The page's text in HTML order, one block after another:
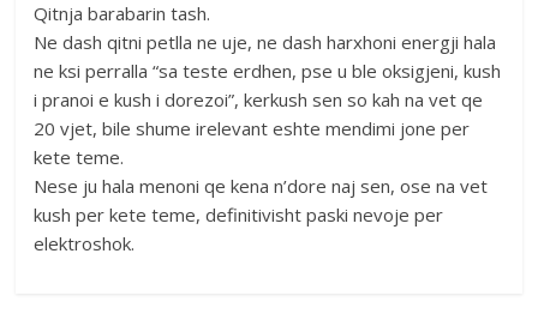
Qitnja barabarin tash.
Ne dash qitni petlla ne uje, ne dash harxhoni energji hala
ne ksi perralla “sa teste erdhen, pse u ble oksigjeni, kush
i pranoi e kush i dorezoi”, kerkush sen so kah na vet qe
20 vjet, bile shume irelevant eshte mendimi jone per
kete teme.
Nese ju hala menoni qe kena n’dore naj sen, ose na vet
kush per kete teme, definitivisht paski nevoje per
elektroshok.